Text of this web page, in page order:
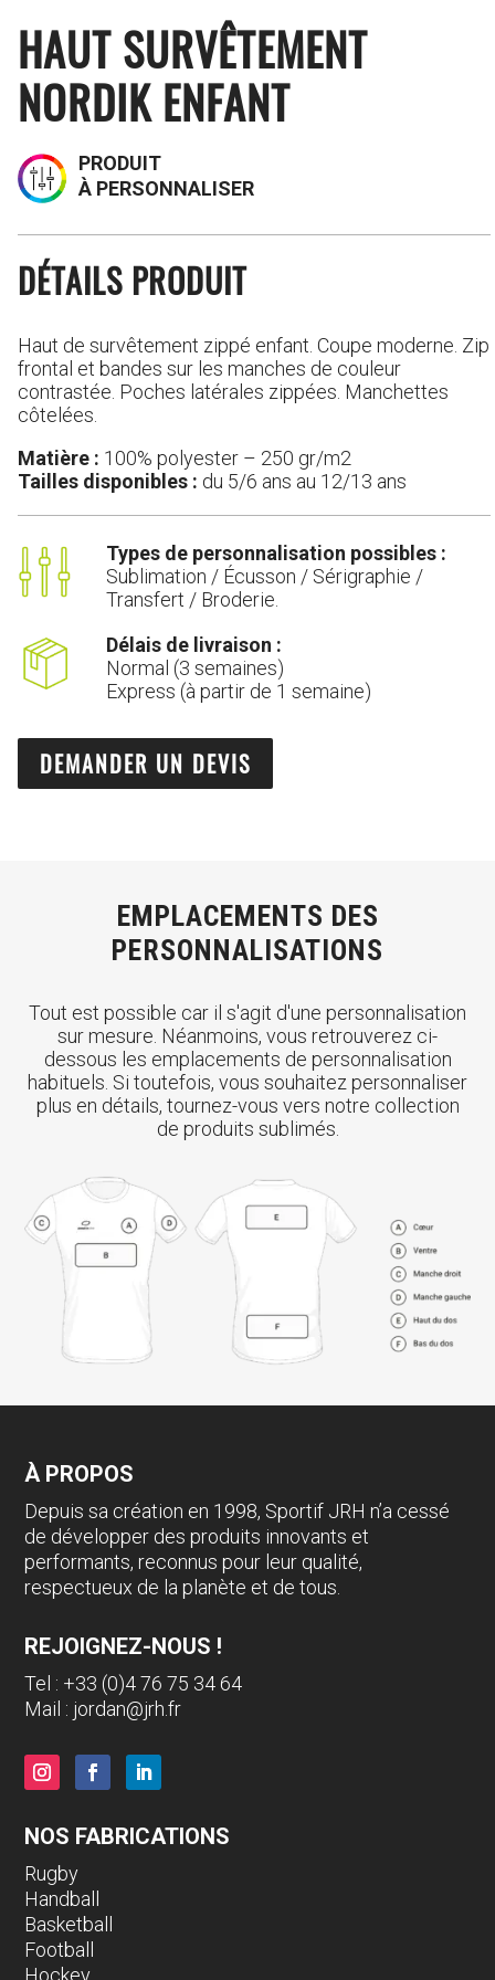
HAUT SURVÊTEMENT
NORDIK ENFANT
PRODUIT
À PERSONNALISER
DÉTAILS PRODUIT
Haut de survêtement zippé enfant. Coupe moderne. Zip
frontal et bandes sur les manches de couleur
contrastée. Poches latérales zippées. Manchettes
côtelées.
Matière : 100% polyester – 250 gr/m2
Tailles disponibles : du 5/6 ans au 12/13 ans
Types de personnalisation possibles :
Sublimation / Écusson / Sérigraphie /
Transfert / Broderie.
Délais de livraison :
Normal (3 semaines)
Express (à partir de 1 semaine)
DEMANDER UN DEVIS
EMPLACEMENTS DES
PERSONNALISATIONS
Tout est possible car il s'agit d'une personnalisation
sur mesure. Néanmoins, vous retrouverez ci-
dessous les emplacements de personnalisation
habituels. Si toutefois, vous souhaitez personnaliser
plus en détails, tournez-vous vers notre collection
de produits sublimés.
À PROPOS
Depuis sa création en 1998, Sportif JRH n’a cessé
de développer des produits innovants et
performants, reconnus pour leur qualité,
respectueux de la planète et de tous.
REJOIGNEZ-NOUS !
Tel : +33 (0)4 76 75 34 64
Mail : jordan@jrh.fr
NOS FABRICATIONS
Rugby
Handball
Basketball
Football
Hockey